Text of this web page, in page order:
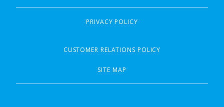
PRIVACY POLICY
CUSTOMER RELATIONS POLICY
SITE MAP